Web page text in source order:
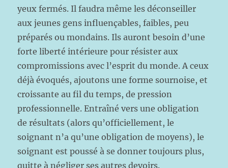
yeux fermés. Il faudra même les déconseiller
aux jeunes gens influençables, faibles, peu
préparés ou mondains. Ils auront besoin d’une
forte liberté intérieure pour résister aux
compromissions avec l’esprit du monde. A ceux
déjà évoqués, ajoutons une forme sournoise, et
croissante au fil du temps, de pression
professionnelle. Entraîné vers une obligation
de résultats (alors qu’officiellement, le
soignant n’a qu’une obligation de moyens), le
soignant est poussé à se donner toujours plus,
quitte à négliger ses autres devoirs.